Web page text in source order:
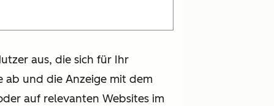
aus, die sich für Ihr
ab und die Anzeige mit dem
auf relevanten Websites im